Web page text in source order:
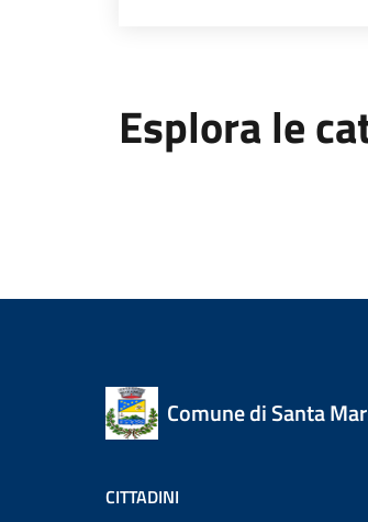
Esplora le
Comune di Santa
CITTADINI